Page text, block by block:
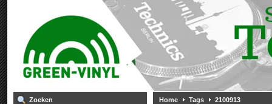
Zoeken Home Tags 2100913